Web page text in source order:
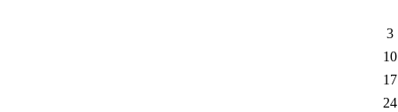
3
10
17
24